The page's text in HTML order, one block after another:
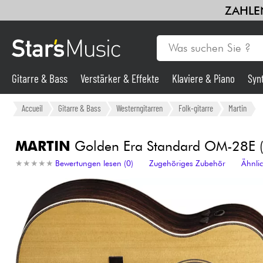
Gitarre & Bass
Synths & samplers
Licht
Violinen & Quartett
Gitarre & Bass Verstärker & Effekte Klaviere & Piano
Accueil Gitarre & Bass Westerngitarren Folk-gitarre Martin
MARTIN Golden Era Standard OM-28E
★ ★ ★ ★ ★
★ ★ ★ ★ ★ Bewertungen lesen (0) Zugehöriges Zubehör